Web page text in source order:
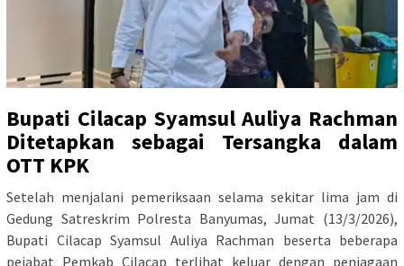
Bupati Cilacap Syamsul Auliya Rachman
Ditetapkan sebagai Tersangka dalam
OTT KPK
Setelah menjalani pemeriksaan selama sekitar lima jam di
Gedung Satreskrim Polresta Banyumas, Jumat (13/3/2026),
Bupati Cilacap Syamsul Auliya Rachman beserta beberapa
pejabat Pemkab Cilacap terlihat keluar dengan penjagaan